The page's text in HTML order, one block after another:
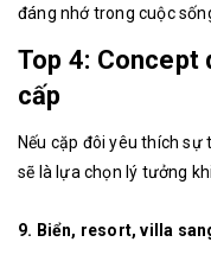
đáng nhớ trong cuộc
Top 4: Concept
cấp
Nếu cặp đôi yêu thích
sẽ là lựa chọn lý tưởng
9. Biển, resort, villa